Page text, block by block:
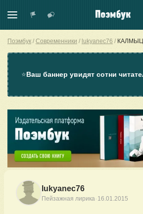
Поэмбук Современники lukyanec76
⭐Ваш баннер увидят сотни
lukyanec76
Пейзажная лирика· 16.01.2015